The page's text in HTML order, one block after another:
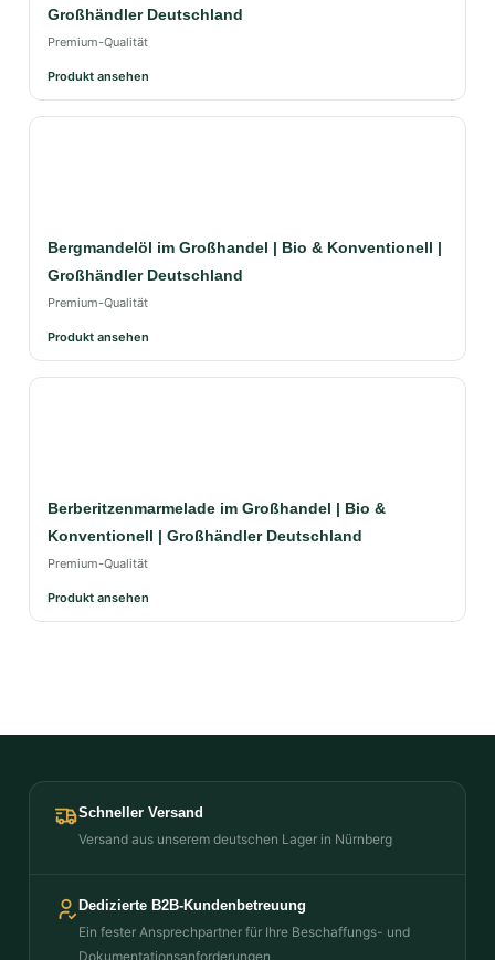
Großhändler Deutschland
Premium-Qualität
Produkt ansehen
Bergmandelöl im Großhandel | Bio & Konventionell |
Großhändler Deutschland
Premium-Qualität
Produkt ansehen
Berberitzenmarmelade im Großhandel | Bio &
Konventionell | Großhändler Deutschland
Premium-Qualität
Produkt ansehen
Schneller Versand
Versand aus unserem deutschen Lager in Nürnberg
Dedizierte B2B-Kundenbetreuung
Ein fester Ansprechpartner für Ihre Beschaffungs- und
Dokumentationsanforderungen